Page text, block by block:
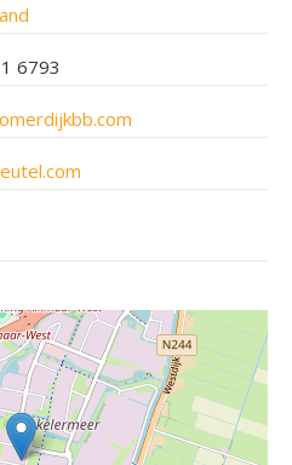
6793